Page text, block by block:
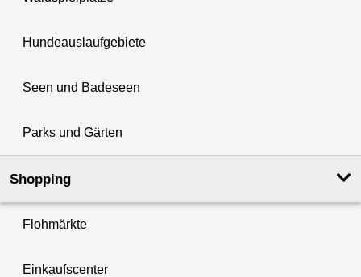
Hundeauslaufgebiete
Seen und Badeseen
Parks und Gärten
Shopping
Flohmärkte
Einkaufscenter